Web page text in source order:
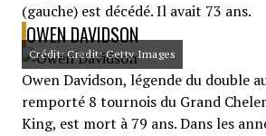
(gauche) est décédé. Il avait 73 ans.
OWEN DAVIDSON
Crédit: Credit: Getty Images
Owen Davidson, légende du double
remporté 8 tournois du Grand
King, est mort à 79 ans. Dans les